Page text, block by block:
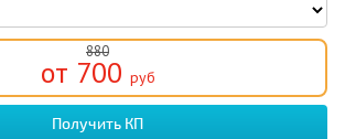
880
от 700 руб
Получить КП